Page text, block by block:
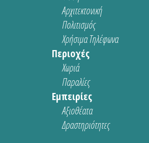
Αρχιτεκτονική
Πολιτισμός
Χρήσιμα Τηλέφωνα
Περιοχές
Χωριά
Παραλίες
Εμπειρίες
Αξιοθέατα
Δραστηριότητες